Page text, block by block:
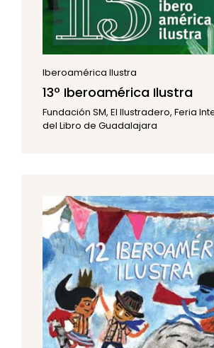
Iberoamérica Ilustra
13º Iberoamérica Ilustra
Fundación SM, El Ilustradero, Feria
del Libro de Guadalajara